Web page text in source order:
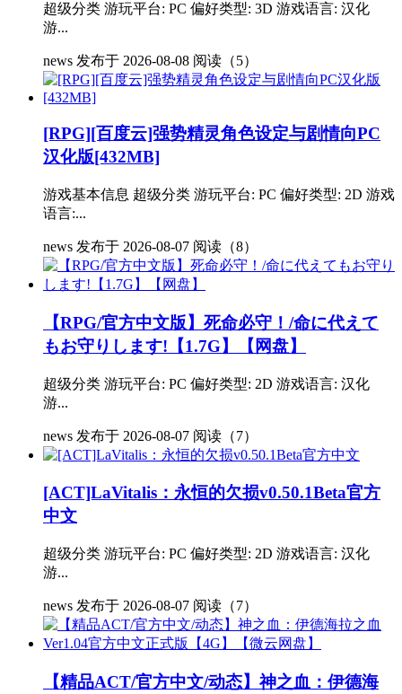
超级分类 游玩平台: PC 偏好类型: 3D 游戏语言: 汉化
游...
news 发布于 2026-08-08 阅读（5）
[RPG][百度云]强势精灵角色设定与剧情向PC
汉化版[432MB]
游戏基本信息 超级分类 游玩平台: PC 偏好类型: 2D 游戏
语言:...
news 发布于 2026-08-07 阅读（8）
【RPG/官方中文版】死命必守！/命に代えて
もお守りします!【1.7G】【网盘】
超级分类 游玩平台: PC 偏好类型: 2D 游戏语言: 汉化
游...
news 发布于 2026-08-07 阅读（7）
[ACT]LaVitalis：永恒的欠损v0.50.1Beta官方
中文
超级分类 游玩平台: PC 偏好类型: 2D 游戏语言: 汉化
游...
news 发布于 2026-08-07 阅读（7）
【精品ACT/官方中文/动态】神之血：伊德海